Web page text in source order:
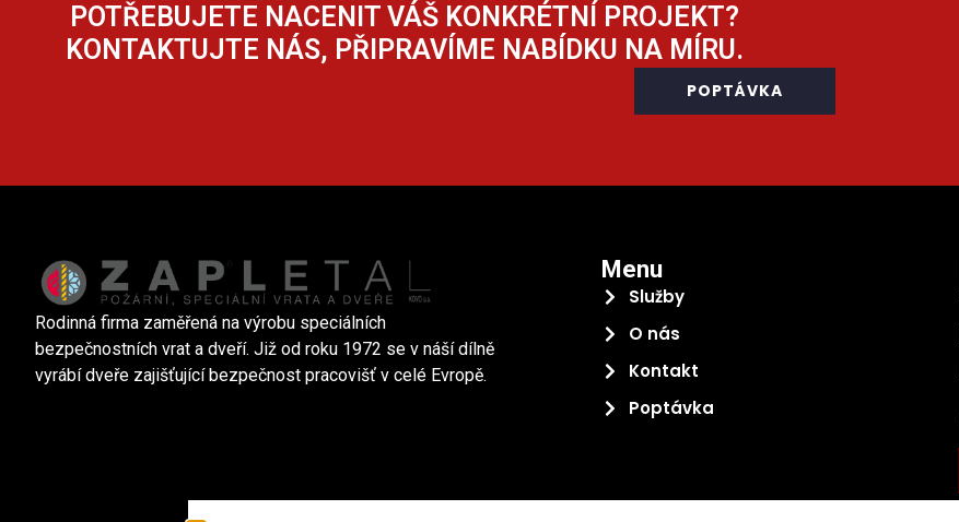
POTŘEBUJETE NACENIT VÁŠ KONKRÉTNÍ PROJEKT?
KONTAKTUJTE NÁS, PŘIPRAVÍME NABÍDKU NA MÍRU.
POPTÁVKA
Rodinná firma zaměřená na výrobu speciálních
bezpečnostních vrat a dveří. Již od roku 1972 se v náší dílně
vyrábí dveře zajišťující bezpečnost pracovišť v celé Evropě.
Menu
Služby
O nás
Kontakt
Poptávka